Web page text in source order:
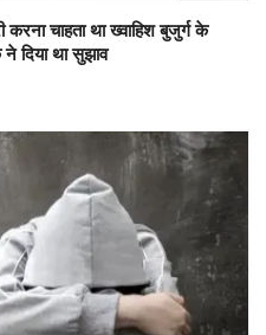
चाहता था ख्वाहिश बुजुर्ग के
ने दिया था सुझाव